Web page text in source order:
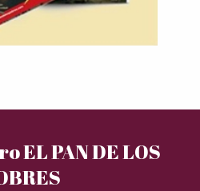
EL PAN DE LOS